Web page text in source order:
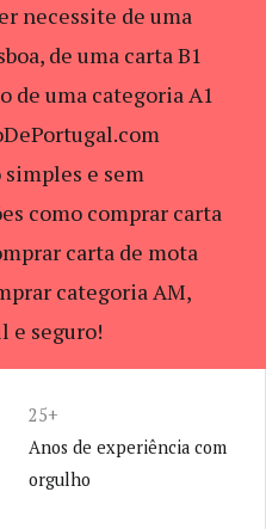
necessite de uma
de uma carta B1
de uma categoria A1
e sem
como comprar carta
carta de mota
categoria AM,
e seguro!
25+
Anos de experiência com
orgulho